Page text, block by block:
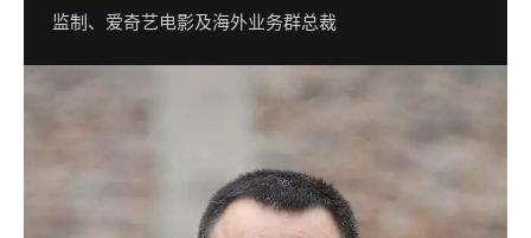
监制、爱奇艺电影及海外业务群总裁